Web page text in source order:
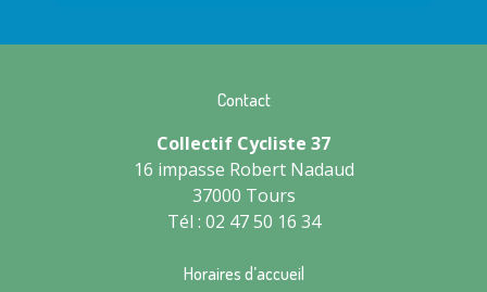
Contact
Collectif Cycliste 37
16 impasse Robert Nadaud
37000 Tours
Tél : 02 47 50 16 34
Horaires d’accueil